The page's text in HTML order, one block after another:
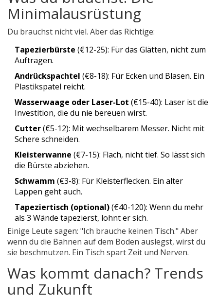
Minimalausrüstung
Du brauchst nicht viel. Aber das Richtige:
Tapezierbürste (€12-25): Für das Glätten, nicht zum
Auftragen.
Andrückspachtel (€8-18): Für Ecken und Blasen. Ein
Plastikspatel reicht.
Wasserwaage oder Laser-Lot (€15-40): Laser ist die
Investition, die du nie bereuen wirst.
Cutter(€5-12): Mit wechselbarem Messer. Nicht mit
Schere schneiden.
Kleisterwanne (€7-15): Flach, nicht tief. So lässt sich
die Bürste abziehen.
Schwamm (€3-8): Für Kleisterflecken. Ein alter
Lappen geht auch.
Tapeziertisch (optional)(€40-120): Wenn du mehr
als 3 Wände tapezierst, lohnt er sich.
Einige Leute sagen: "Ich brauche keinen Tisch." Aber
wenn du die Bahnen auf dem Boden auslegst, wirst du
sie beschmutzen. Ein Tisch spart Zeit und Nerven.
Was kommt danach? Trends
und Zukunft